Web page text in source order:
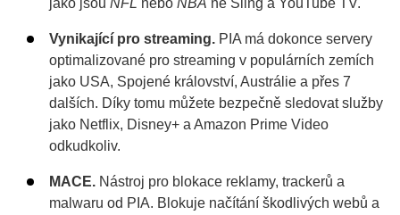
Vynikající pro streaming. PIA má dokonce servery
optimalizované pro streaming v populárních zemích
jako USA, Spojené království, Austrálie a přes 7
dalších. Díky tomu můžete bezpečně sledovat služby
jako Netflix, Disney+ a Amazon Prime Video
odkudkoliv.
MACE. Nástroj pro blokace reklamy, trackerů a
malwaru od PIA. Blokuje načítání škodlivých webů a